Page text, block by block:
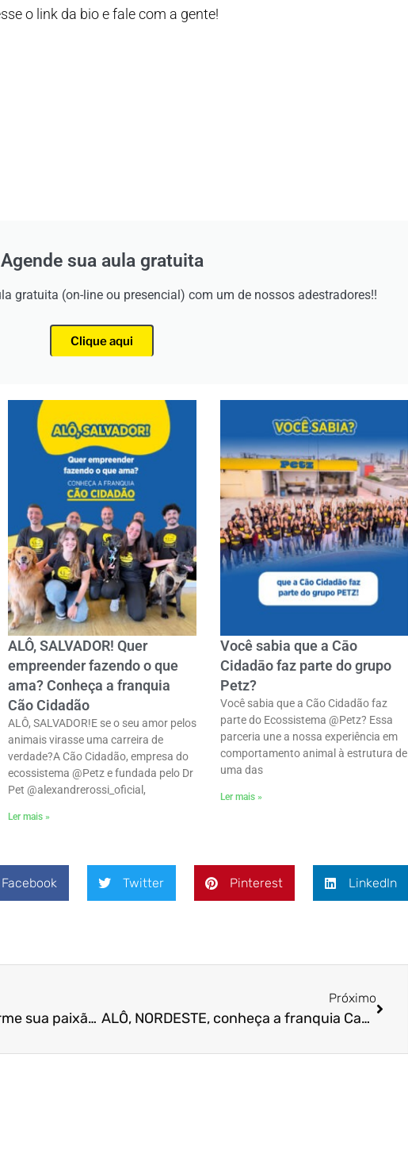
o link da bio e fale com a gente!
Agende sua aula gratuita
gratuita (on-line ou presencial) com um de nossos adestradores!!
Clique aqui
ALÔ, SALVADOR! Quer
empreender fazendo o que
ama? Conheça a franquia
Cão Cidadão
ALÔ, SALVADOR!E se o seu amor pelos
animais virasse uma carreira de
verdade?ㅤA Cão Cidadão, empresa do
ecossistema @Petz e fundada pelo Dr
Pet @alexandrerossi_oficial,
Ler mais »
Você sabia que a Cāo
Cidadāo faz parte do grupo
Petz?
Você sabia que a Cão Cidadão faz
parte do Ecossistema @Petz? Essa
parceria une a nossa experiência em
comportamento animal à estrutura de
uma das
Ler mais »
Facebook Twitter Pinterest LinkedIn
ALÔ, FORTALEZA! Transforme sua paixão por pets em negócio de sucesso. Seja um franqueado Cão Cidadão!
Próximo
ALÔ, NORDESTE, conheça a franquia Cao Cidadão!